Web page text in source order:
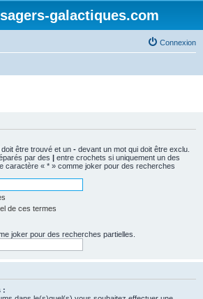
galactiques.com
Connexion
être trouvé et un - devant un mot qui doit être exclu.
par des | entre crochets si uniquement un des
caractère « * » comme joker pour des recherches
de ces termes
joker pour des recherches partielles.
: